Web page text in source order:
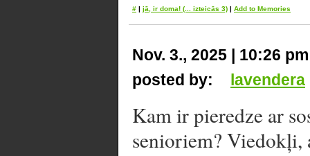
# | jā, ir doma! (... izteicās 3) | Add to Memories
Nov. 3., 2025 | 10:26 pm
posted by:
lavendera
Kam ir pieredze ar
senioriem? Viedokļi,